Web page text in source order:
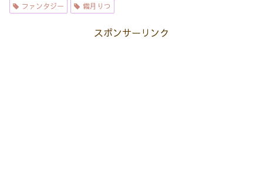
ファンタジー 霜月りつ
スポンサーリンク